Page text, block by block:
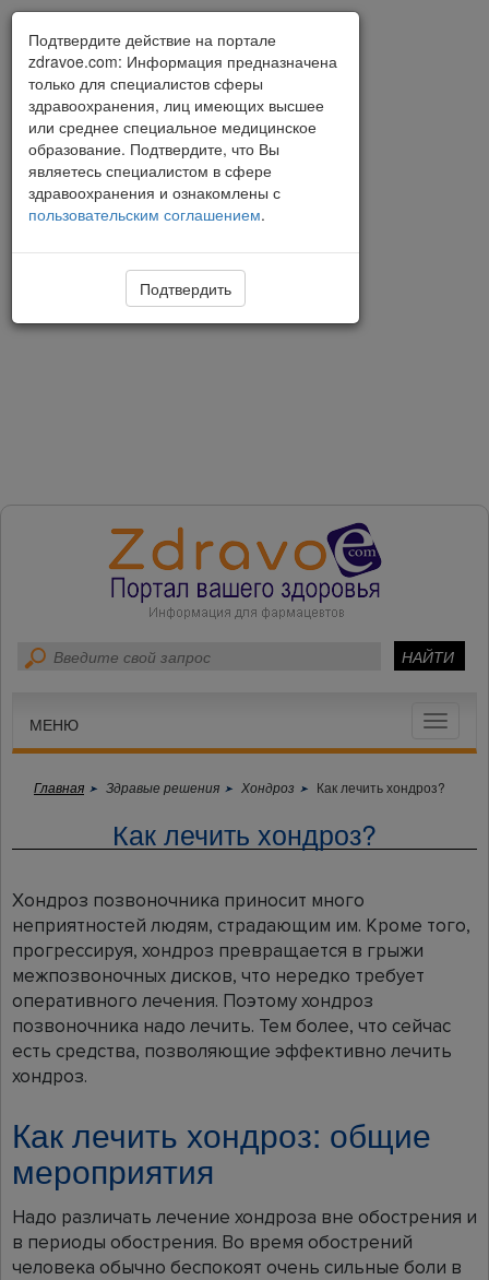
Toggle
МЕНЮ
Главная Здравые решения Хондроз Как лечить хондроз?
Как лечить хондроз?
Хондроз позвоночника приносит много
неприятностей людям, страдающим им. Кроме того,
прогрессируя, хондроз превращается в грыжи
межпозвоночных дисков, что нередко требует
оперативного лечения. Поэтому хондроз
позвоночника надо лечить. Тем более, что сейчас
есть средства, позволяющие эффективно лечить
хондроз.
Как лечить хондроз: общие
мероприятия
Надо различать лечение хондроза вне обострения и
в периоды обострения. Во время обострений
человека обычно беспокоят очень сильные боли в
Подтвердите действие на портале
zdravoe.com: Информация предназначена
только для специалистов сферы
здравоохранения, лиц имеющих высшее
или среднее специальное медицинское
образование. Подтвердите, что Вы
являетесь специалистом в сфере
здравоохранения и ознакомлены с
пользовательским соглашением.
Подтвердить